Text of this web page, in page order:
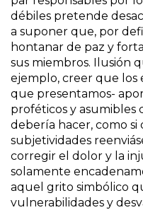
débiles pretende
a suponer que, por
hontanar de paz y
sus miembros. Ilusión
ejemplo, creer que los
que presentamos-
proféticos y asumibles
debería hacer, como si
subjetividades
corregir el dolor y la
solamente
aquel grito simbólico
vulnerabilidades y